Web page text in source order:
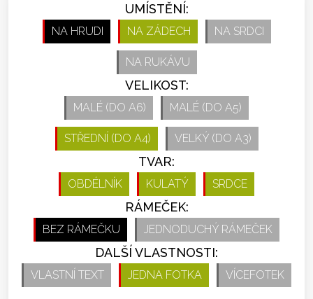
UMÍSTĚNÍ:
NA HRUDI NA ZÁDECH NA SRDCI
NA RUKÁVU
VELIKOST:
MALÉ (DO A6) MALÉ (DO A5)
STŘEDNÍ (DO A4) VELKÝ (DO A3)
TVAR:
OBDÉLNÍK KULATÝ SRDCE
RÁMEČEK:
BEZ RÁMEČKU JEDNODUCHÝ RÁMEČEK
DALŠÍ VLASTNOSTI:
VLASTNÍ TEXT JEDNA FOTKA VÍCEFOTEK